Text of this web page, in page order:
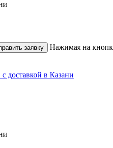
заявку Нажимая на